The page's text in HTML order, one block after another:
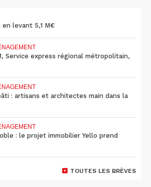
levant 5,1 M€
Service express régional métropolitain,
: artisans et architectes main dans la
: le projet immobilier Yello prend
TOUTES LES BRÈVES